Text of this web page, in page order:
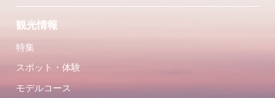
観光情報
特集
スポット・体験
モデルコース